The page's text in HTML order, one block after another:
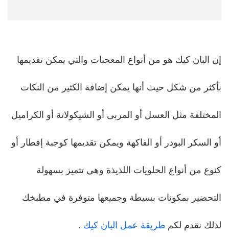
إن البان كيك هو من أنواع المعجنات والتي يمكن تقديمها
بأكثر من شكل حيث أنها يمكن إضافة الكثير من النكات
المختلفة مثل العسل أو المربى أو الشيكولاتة أو الكراميل
أو السكر البودر أو الفاكهة ويمكن تقديمها كوجبة إفطار أو
كنوع من أنواع الحلويات اللذيذة وهي تتميز بسهولة
التحضير بمكونات بسيطة وجميعها متوفرة في مطبخك
لذلك نقدم لكم طريقة عمل البان كيك .